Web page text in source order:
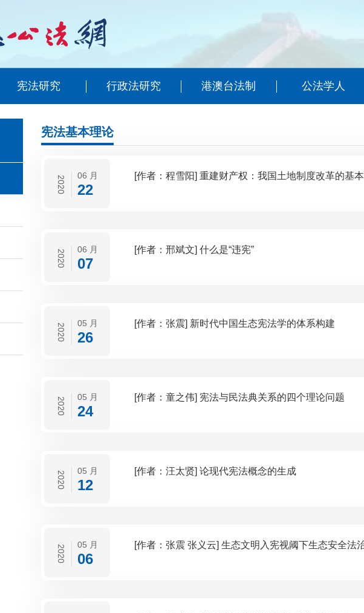
宪法研究 行政法研究 港澳台法制 公法学人
宪法基本理论
2020 06 月
22
[作者：程雪阳] 重建财产权：我国土地制度改革的
2020 06 月
07
[作者：邢斌文] 什么是“违宪”
2020 05 月
26
[作者：张震] 新时代中国生态宪法学的体系构建
2020 05 月
24
[作者：童之伟] 宪法与民法典关系的四个理论问题
2020 05 月
12
[作者：汪太贤] 论现代宪法概念的生成
2020 05 月
06
[作者：张震 张义云] 生态文明入宪视阈下生态